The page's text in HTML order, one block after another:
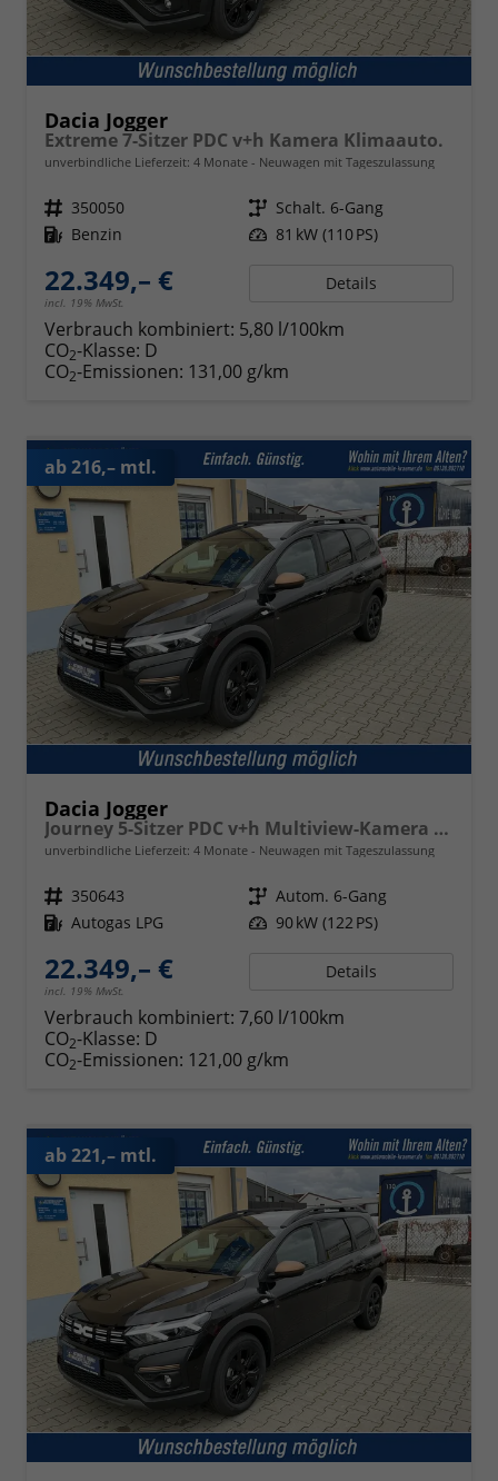
Dacia Jogger
Extreme 7-Sitzer PDC v+h Kamera Klimaauto.
unverbindliche Lieferzeit: 4 Monate Neuwagen mit Tageszulassung
Fahrzeugnr. 350050 Getriebe Schalt. 6-Gang
Kraftstoff Benzin Leistung 81 kW (110 PS)
22.349,– €
incl. 19% MwSt.
Details
Verbrauch kombiniert: 5,80 l/100km
CO2-Klasse: D
CO2-Emissionen: 131,00 g/km
ab 216,– mtl.
Dacia Jogger
Journey 5-Sitzer PDC v+h Multiview-Kamera Klimaauto. Sitzheizung
unverbindliche Lieferzeit: 4 Monate Neuwagen mit Tageszulassung
Fahrzeugnr. 350643 Getriebe Autom. 6-Gang
Kraftstoff Autogas LPG Leistung 90 kW (122 PS)
22.349,– €
incl. 19% MwSt.
Details
Verbrauch kombiniert: 7,60 l/100km
CO2-Klasse: D
CO2-Emissionen: 121,00 g/km
ab 221,– mtl.